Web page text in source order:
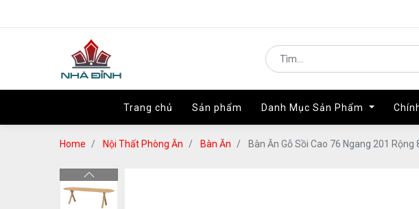
Trang chủ Sản phẩm Danh Mục Sản Phẩm
Trang chủ Sản phẩm Danh Mục Sản Phẩm
Home Nội Thất Phòng Ăn Bàn Ăn Bàn Ăn Gỗ Sồi Cao 76 Ngang 201 Rộng